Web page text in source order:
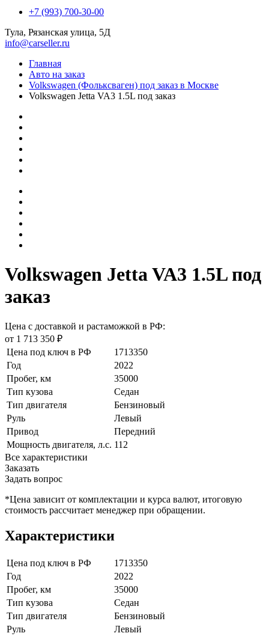
+7 (993) 700-30-00
Тула, Рязанская улица, 5Д
info@carseller.ru
Главная
Авто на заказ
Volkswagen (Фольксваген) под заказ в Москве
Volkswagen Jetta VA3 1.5L под заказ
Volkswagen Jetta VA3 1.5L под
заказ
Цена с доставкой и растаможкой в РФ:
от 1 713 350 ₽
Цена под ключ в РФ
1713350
Год
2022
Пробег, км
35000
Тип кузова
Седан
Тип двигателя
Бензиновый
Руль
Левый
Привод
Передний
Мощность двигателя, л.с. 112
Все характеристики
Заказать
Задать вопрос
*Цена зависит от комплектации и курса валют, итоговую
стоимость рассчитает менеджер при обращении.
Характеристики
Цена под ключ в РФ
1713350
Год
2022
Пробег, км
35000
Тип кузова
Седан
Тип двигателя
Бензиновый
Руль
Левый